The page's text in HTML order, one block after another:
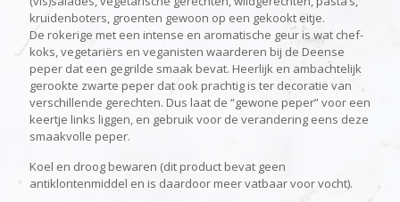
kruidenboters, groenten gewoon op een gekookt eitje.
De rokerige met een intense en aromatische geur is wat chef-
koks, vegetariërs en veganisten waarderen bij de Deense
peper dat een gegrilde smaak bevat. Heerlijk en ambachtelijk
gerookte zwarte peper dat ook prachtig is ter decoratie van
verschillende gerechten. Dus laat de “gewone peper” voor een
keertje links liggen, en gebruik voor de verandering eens deze
smaakvolle peper.
Koel en droog bewaren (dit product bevat geen
antiklontenmiddel en is daardoor meer vatbaar voor vocht).